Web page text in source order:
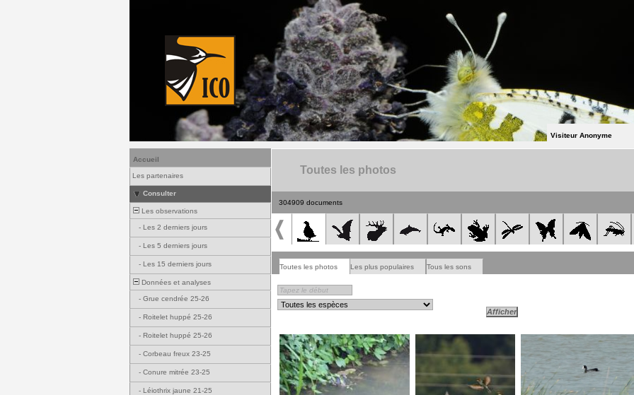
Visiteur Anonyme
Accueil
Les partenaires
Consulter
Les observations
- Les 2 derniers jours
- Les 5 derniers jours
- Les 15 derniers jours
Données et analyses
- Grue cendrée 25-26
- Roitelet huppé 25-26
- Roitelet huppé 25-26
- Corbeau freux 23-25
- Conure mitrée 23-25
- Léiothrix jaune 21-25
Toutes les photos
304909 documents
Toutes les photos Les plus populaires Tous les sons